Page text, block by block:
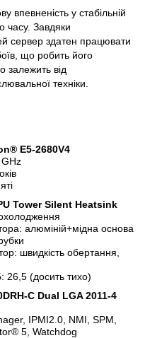
впевненість у стабільній
часу. Завдяки
сервер здатен працювати
що робить його
залежить від
техніки.
E5-2680V4
Tower Silent Heatsink
алюміній+мідна основа
швидкість обертання,
26,5 (досить тихо)
C Dual LGA 2011-4
IPMI2.0, NMI, SPM,
5, Watchdog